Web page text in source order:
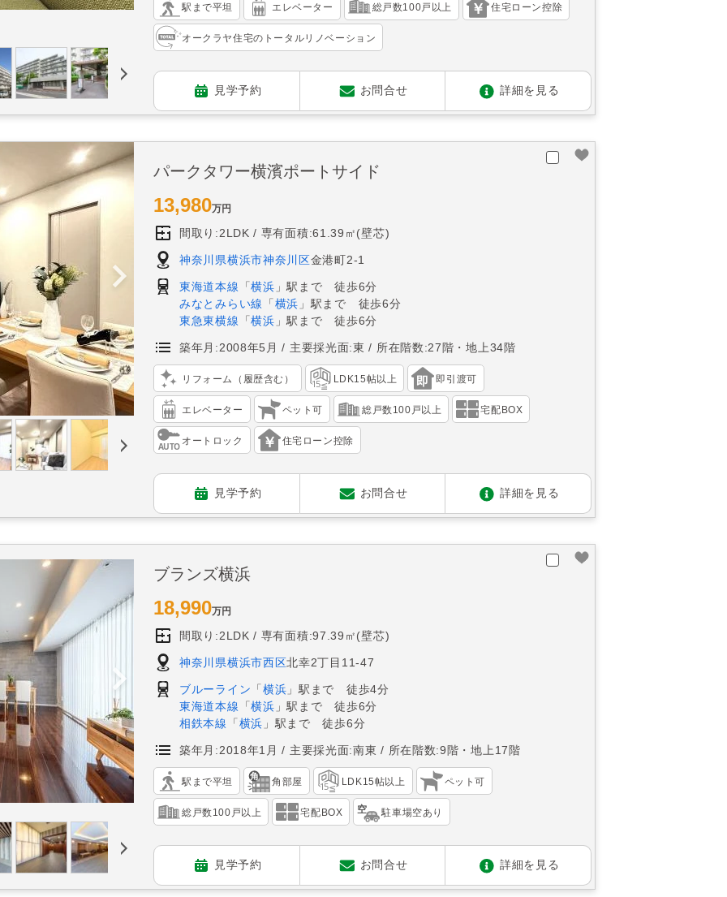
駅まで平坦 エレベーター 総戸数100戸以上 住宅ローン控除
オークラヤ住宅のトータルリノベーション
見学予約 お問合せ 詳細を見る
パークタワー横濱ポートサイド
13,980万円
間取り:2LDK 専有面積:61.39㎡(壁芯)
神奈川県横浜市神奈川区金港町2-1
東海道本線 「横浜 」駅まで 徒歩6分
みなとみらい線
「 横浜 」駅まで 徒歩6分
東急東横線 「横浜 」駅まで 徒歩6分
築年月:2008年5月 主要採光面:東 所在階数:27階・地上34階
リフォーム（履歴含む） LDK15帖以上 即引渡可
エレベーター ペット可 総戸数100戸以上 宅配BOX
オートロック 住宅ローン控除
見学予約 お問合せ 詳細を見る
ブランズ横浜
18,990万円
間取り:2LDK 専有面積:97.39㎡(壁芯)
神奈川県横浜市西区北幸2丁目11-47
ブルーライン 「 横浜 」駅まで 徒歩4分
東海道本線 「横浜 」駅まで 徒歩6分
相鉄本線
「 横浜 」駅まで 徒歩6分
築年月:2018年1月 主要採光面:南東 所在階数:9階・地上17階
駅まで平坦 角部屋 LDK15帖以上 ペット可
総戸数100戸以上 宅配BOX 駐車場空あり
見学予約 お問合せ 詳細を見る